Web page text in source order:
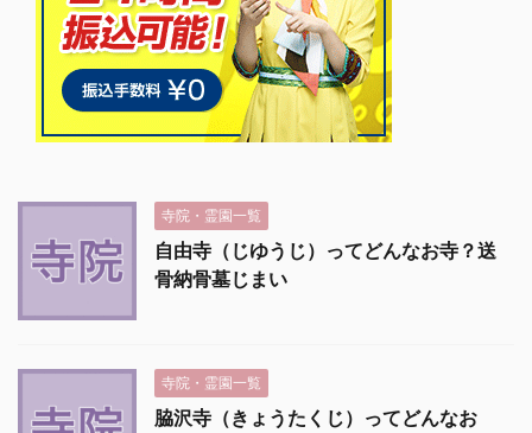
寺院・霊園一覧
自由寺（じゆうじ）ってどんなお寺？送
骨納骨墓じまい
寺院・霊園一覧
脇沢寺（きょうたくじ）ってどんなお